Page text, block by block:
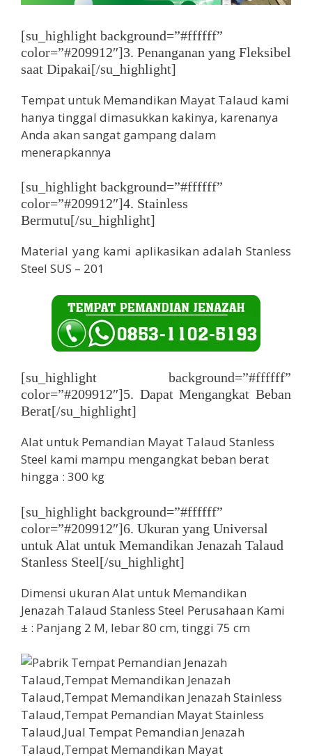
[su_highlight background=”#ffffff”
color=”#209912″]3. Penanganan yang Fleksibel
saat Dipakai[/su_highlight]
Tempat untuk Memandikan Mayat Talaud kami
hanya tinggal dimasukkan kakinya, karenanya
Anda akan sangat gampang dalam
menerapkannya
[su_highlight background=”#ffffff”
color=”#209912″]4. Stainless
Bermutu[/su_highlight]
Material yang kami aplikasikan adalah Stanless
Steel SUS – 201
[su_highlight background=”#ffffff”
color=”#209912″]5. Dapat Mengangkat Beban
Berat[/su_highlight]
Alat untuk Pemandian Mayat Talaud Stanless
Steel kami mampu mengangkat beban berat
hingga : 300 kg
[su_highlight background=”#ffffff”
color=”#209912″]6. Ukuran yang Universal
untuk Alat untuk Memandikan Jenazah Talaud
Stanless Steel[/su_highlight]
Dimensi ukuran Alat untuk Memandikan
Jenazah Talaud Stanless Steel Perusahaan Kami
± : Panjang 2 M, lebar 80 cm, tinggi 75 cm